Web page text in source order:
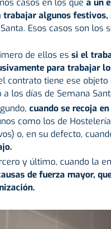
casos en los que a un
trabajar algunos festivos,
Esos casos son los
de ellos es si el
para trabajar
contrato tiene ese
a los días de Semana
cuando se recoja
como los de
o, en su defecto,
y último, cuando la
de fuerza mayor,